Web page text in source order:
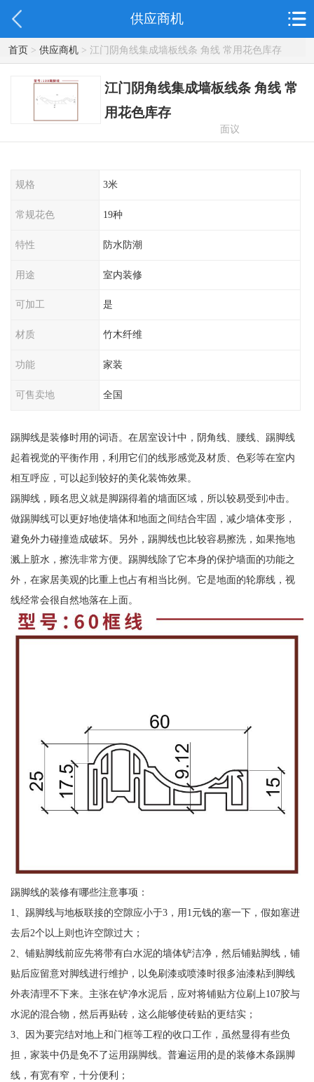
供应商机
首页> 供应商机> 江门阴角线集成墙板线条 角线 常用花色库存
江门阴角线集成墙板线条 角线 常
用花色库存
面议
规格 3米
常规花色 19种
特性 防水防潮
用途 室内装修
可加工 是
材质 竹木纤维
功能 家装
可售卖地 全国
踢脚线是装修时用的词语。在居室设计中，阴角线、腰线、踢脚线
起着视觉的平衡作用，利用它们的线形感觉及材质、色彩等在室内
相互呼应，可以起到较好的美化装饰效果。
踢脚线，顾名思义就是脚踢得着的墙面区域，所以较易受到冲击。
做踢脚线可以更好地使墙体和地面之间结合牢固，减少墙体变形，
避免外力碰撞造成破坏。另外，踢脚线也比较容易擦洗，如果拖地
溅上脏水，擦洗非常方便。踢脚线除了它本身的保护墙面的功能之
外，在家居美观的比重上也占有相当比例。它是地面的轮廓线，视
线经常会很自然地落在上面。
踢脚线的装修有哪些注意事项：
1、踢脚线与地板联接的空隙应小于3，用1元钱的塞一下，假如塞进
去后2个以上则也许空隙过大；
2、铺贴脚线前应先将带有白水泥的墙体铲洁净，然后铺贴脚线，铺
贴后应留意对脚线进行维护，以免刷漆或喷漆时很多油漆粘到脚线
外表清理不下来。主张在铲净水泥后，应对将铺贴方位刷上107胶与
水泥的混合物，然后再贴砖，这么能够使砖贴的更结实；
3、因为要完结对地上和门框等工程的收口工作，虽然显得有些负
担，家装中仍是免不了运用踢脚线。普遍运用的是的装修木条踢脚
线，有宽有窄，十分便利；